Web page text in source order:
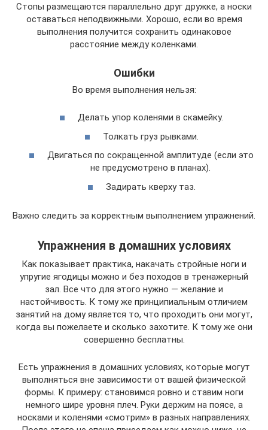
Стопы размещаются параллельно друг дружке, а носки
оставаться неподвижными. Хорошо, если во время
выполнения получится сохранить одинаковое
расстояние между коленками.
Ошибки
Во время выполнения нельзя:
Делать упор коленями в скамейку.
Толкать груз рывками.
Двигаться по сокращенной амплитуде (если это
не предусмотрено в планах).
Задирать кверху таз.
Важно следить за корректным выполнением упражнений.
Упражнения в домашних условиях
Как показывает практика, накачать стройные ноги и
упругие ягодицы можно и без походов в тренажерный
зал. Все что для этого нужно — желание и
настойчивость. К тому же принципиальным отличием
занятий на дому является то, что проходить они могут,
когда вы пожелаете и сколько захотите. К тому же они
совершенно бесплатны.
Есть упражнения в домашних условиях, которые могут
выполняться вне зависимости от вашей физической
формы. К примеру: становимся ровно и ставим ноги
немного шире уровня плеч. Руки держим на поясе, а
носками и коленями «смотрим» в разных направлениях.